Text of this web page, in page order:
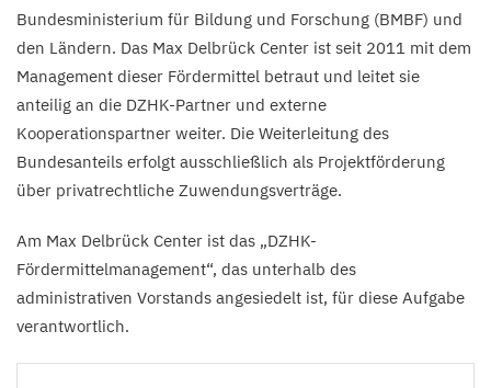
Bundesministerium für Bildung und Forschung (BMBF) und
den Ländern. Das Max Delbrück Center ist seit 2011 mit dem
Management dieser Fördermittel betraut und leitet sie
anteilig an die DZHK-Partner und externe
Kooperationspartner weiter. Die Weiterleitung des
Bundesanteils erfolgt ausschließlich als Projektförderung
über privatrechtliche Zuwendungsverträge.
Am Max Delbrück Center ist das „DZHK-
Fördermittelmanagement“, das unterhalb des
administrativen Vorstands angesiedelt ist, für diese Aufgabe
verantwortlich.